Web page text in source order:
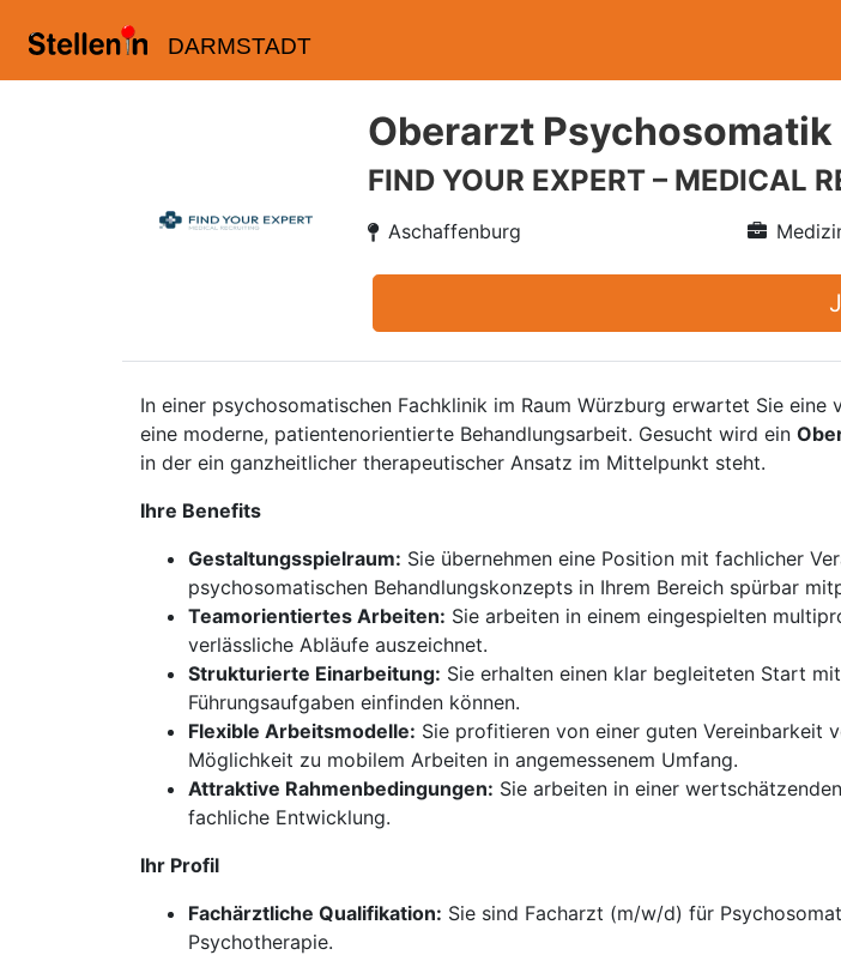
DARMSTADT
Oberarzt
FIND YOUR EXPERT – MEDICAL
Aschaffenburg
In einer psychosomatischen Fachklinik im Raum Würzburg erwartet Sie
eine moderne, patientenorientierte Behandlungsarbeit. Gesucht wird ein
in der ein ganzheitlicher therapeutischer Ansatz im Mittelpunkt steht.
Ihre Benefits
Gestaltungsspielraum: Sie übernehmen eine Position mit fachlicher
psychosomatischen Behandlungskonzepts in Ihrem Bereich spürbar
Teamorientiertes Arbeiten: Sie arbeiten in einem eingespielten
verlässliche Abläufe auszeichnet.
Strukturierte Einarbeitung: Sie erhalten einen klar begleiteten Start
Führungsaufgaben einfinden können.
Flexible Arbeitsmodelle: Sie profitieren von einer guten Vereinbarkeit
Möglichkeit zu mobilem Arbeiten in angemessenem Umfang.
Attraktive Rahmenbedingungen: Sie arbeiten in einer
fachliche Entwicklung.
Ihr Profil
Fachärztliche Qualifikation: Sie sind Facharzt (m/w/d) für
Psychotherapie.